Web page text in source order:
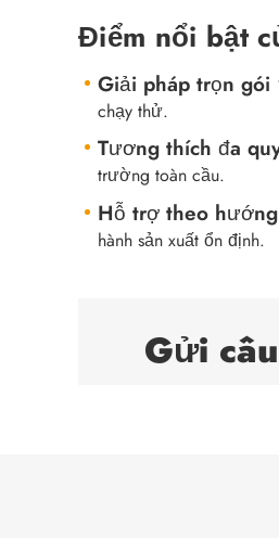
Điểm nổi bật
Giải pháp trọn gói
chạy thử.
Tương thích đa
trường toàn cầu.
Hỗ trợ theo
hành sản xuất ổn định.
Gửi